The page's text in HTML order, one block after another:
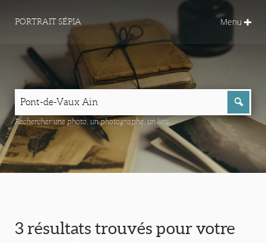
PORTRAIT SÉPIA Menu
Rechercher une photo, un photographe, un lieu...
3 résultats trouvés pour votre